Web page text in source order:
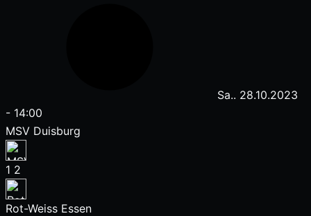
Sa.. 28.10.2023
- 14:00
MSV Duisburg
1 2
Rot-Weiss Essen